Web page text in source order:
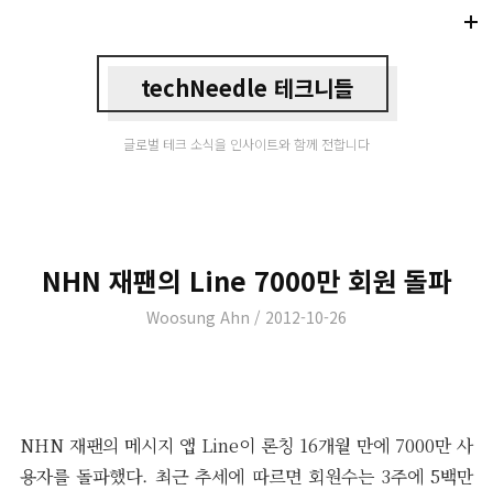
techNeedle 테크니들
글로벌 테크 소식을 인사이트와 함께 전합니다
NHN 재팬의 Line 7000만 회원 돌파
Author
Woosung Ahn
Posted
2012-10-26
NHN 재팬의 메시지 앱 Line이 론칭 16개월 만에 7000만 사
용자를 돌파했다. 최근 추세에 따르면 회원수는 3주에 5백만